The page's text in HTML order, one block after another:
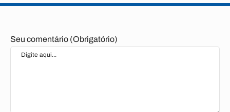
Seu comentário (Obrigatório)